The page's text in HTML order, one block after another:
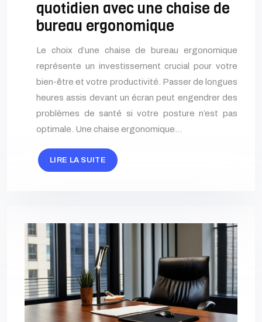
quotidien avec une chaise de
bureau ergonomique
Le choix d’une chaise de bureau ergonomique
représente un investissement crucial pour votre
bien-être et votre productivité. Passer de longues
heures assis devant un écran peut engendrer des
problèmes de santé si votre posture n’est pas
optimale. Une chaise ergonomique…
LIRE LA SUITE